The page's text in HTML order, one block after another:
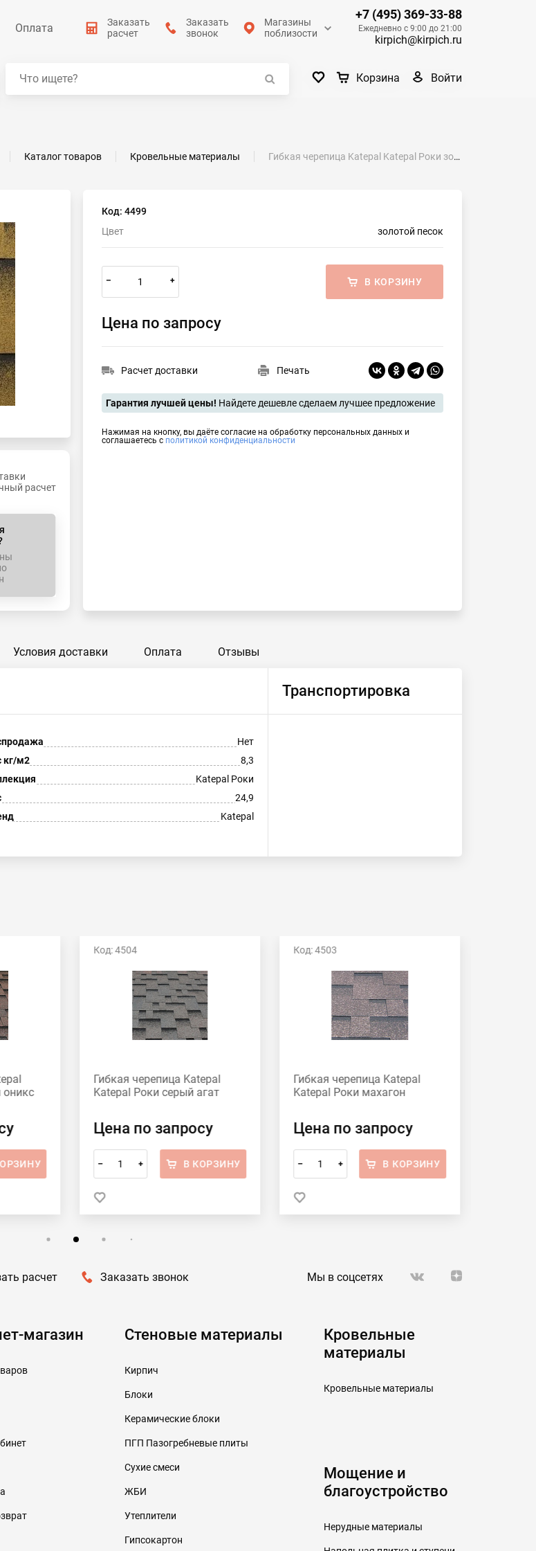
Оплата
Заказать
расчет
Заказать
звонок
Магазины
поблизости
+7 (495) 369-33-88
Ежедневно с 9:00 до 21:00
kirpich@kirpich.ru
Корзина Войти
Каталог товаров Кровельные материалы Гибкая черепица Katepal Katepal Роки золотой песок
расчет
Код: 4499
Цвет
золотой песок
– + В КОРЗИНУ
Цена по запросу
Расчет доставки Печать
Гарантия лучшей цены! Найдете дешевле сделаем лучшее предложение
Нажимая на кнопку, вы даёте согласие на обработку персональных данных и
соглашаетесь с политикой конфиденциальности
Условия доставки Оплата Отзывы
Нет
кг/м2
8,3
Katepal Роки
24,9
Katepal
Транспортировка
Код: 4504
Гибкая черепица Katepal
Katepal Роки серый агат
Цена по запросу
– + В КОРЗИНУ
Код: 4503
Гибкая черепица Katepal
Katepal Роки махагон
Цена по запросу
– + В КОРЗИНУ
расчет Заказать звонок Мы в соцсетях
магазин Стеновые материалы
Кирпич
Блоки
Керамические блоки
ПГП Пазогребневые плиты
Сухие смеси
ЖБИ
Утеплители
Гипсокартон
Кровельные
материалы
Кровельные материалы
Мощение и
благоустройство
Нерудные материалы